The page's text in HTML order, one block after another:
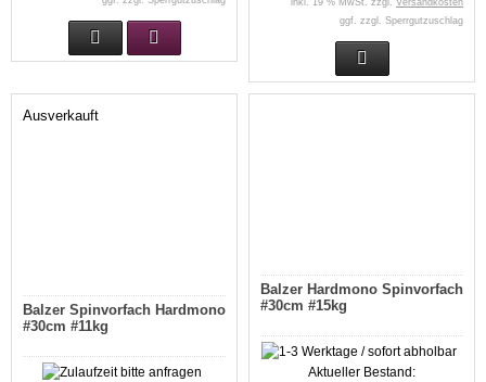
inkl. 19 % MwSt. zzgl. Versandkosten
ggf. zzgl. Sperrgutzuschlag
Ausverkauft
Balzer Spinvorfach Hardmono
#30cm #11kg
Balzer Hardmono Spinvorfach
#30cm #15kg
Aktueller Bestand: